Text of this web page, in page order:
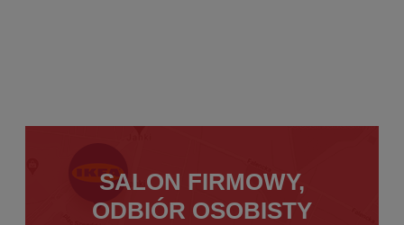
SALON FIRMOWY,
ODBIÓR OSOBISTY